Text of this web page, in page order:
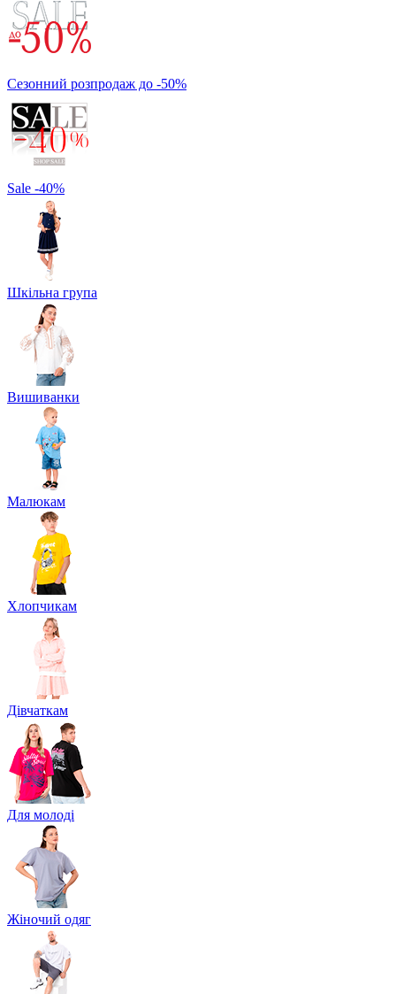
Сезонний розпродаж до -50%
Sale -40%
Шкільна група
Вишиванки
Малюкам
Хлопчикам
Дівчаткам
Для молоді
Жіночий одяг